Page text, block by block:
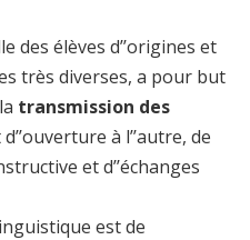
des élèves d’’origines et
très diverses, a pour but
transmission des
à l’’autre, de
et d’’échanges
est de